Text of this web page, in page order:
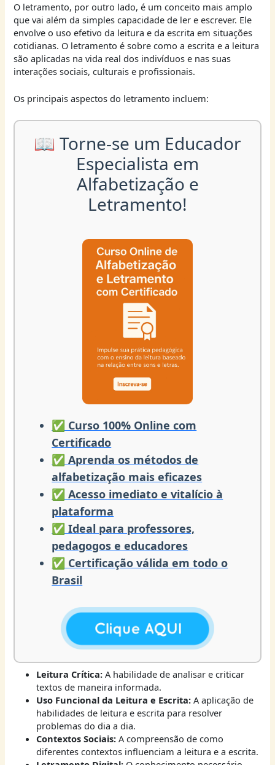
O letramento, por outro lado, é um conceito mais amplo
que vai além da simples capacidade de ler e escrever. Ele
envolve o uso efetivo da leitura e da escrita em situações
cotidianas. O letramento é sobre como a escrita e a leitura
são aplicadas na vida real dos indivíduos e nas suas
interações sociais, culturais e profissionais.
Os principais aspectos do letramento incluem:
📖 Torne-se um Educador
Especialista em
Alfabetização e
Letramento!
✅ Curso 100% Online com
Certificado
✅ Aprenda os métodos de
alfabetização mais eficazes
✅ Acesso imediato e vitalício à
plataforma
✅ Ideal para professores,
pedagogos e educadores
✅ Certificação válida em todo o
Brasil
Leitura Crítica:A habilidade de analisar e criticar
textos de maneira informada.
Uso Funcional da Leitura e Escrita:A aplicação de
habilidades de leitura e escrita para resolver
problemas do dia a dia.
Contextos Sociais:A compreensão de como
diferentes contextos influenciam a leitura e a escrita.